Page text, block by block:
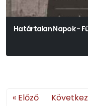
Határtalan Napok -
« Előző